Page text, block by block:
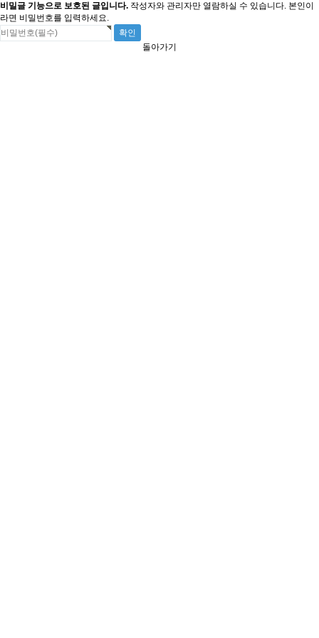
비밀글 기능으로 보호된 글입니다. 작성자와 관리자만 열람하실 수 있습니다. 본인이
라면 비밀번호를 입력하세요.
돌아가기